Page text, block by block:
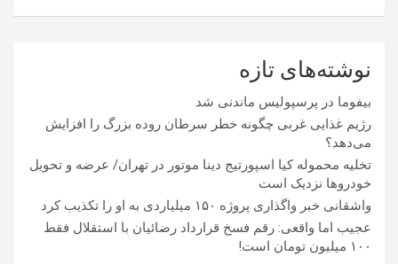
نوشته‌های تازه
بیفوما در پرسپولیس ماندنی شد
رژیم غذایی غربی چگونه خطر سرطان روده بزرگ را افزایش
می‌دهد؟
تخلیه محموله کیا اسپورتیج دینا موتور در تهران/ عرضه و تحویل
خودروها نزدیک است
واشقانی خبر واگذاری پروژه ۱۵۰ میلیاردی به او را تکذیب کرد
عجیب اما واقعی: رقم فسخ قرارداد رضائیان با استقلال فقط
۱۰۰ میلیون تومان است!